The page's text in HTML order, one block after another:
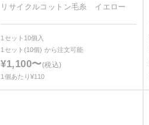
リサイクルコットン毛糸 イエロー
1セット10個入
1セット(10個) から注文可能
¥1,100〜(税込)
1個あたり¥110